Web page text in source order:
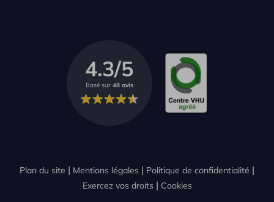
4.3/5
Basé sur 48 avis
Plan du site Mentions légales
Politique de confidentialité
Exercez vos droits
Cookies